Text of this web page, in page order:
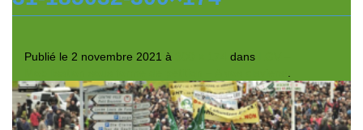
Publié le 2 novembre 2021 à dans